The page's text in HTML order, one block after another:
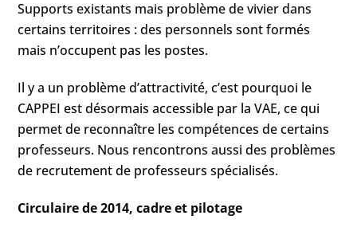
Supports existants mais problème de vivier dans
certains territoires : des personnels sont formés
mais n’occupent pas les postes.
Il y a un problème d’attractivité, c’est pourquoi le
CAPPEI est désormais accessible par la VAE, ce qui
permet de reconnaître les compétences de certains
professeurs. Nous rencontrons aussi des problèmes
de recrutement de professeurs spécialisés.
Circulaire de 2014, cadre et pilotage